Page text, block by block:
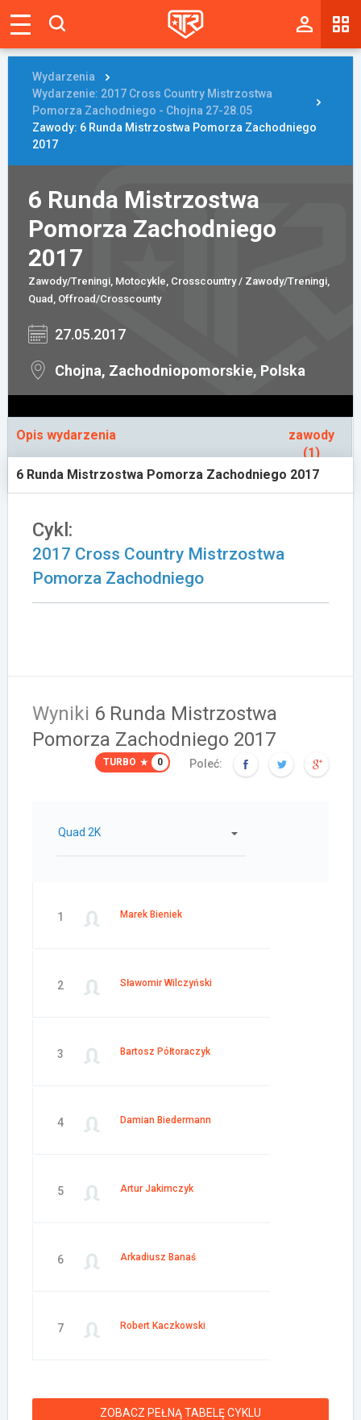
Tablica
Wyniki
Blogi
Wydarzenia
Giełda
Ranking
Wydarzenia
Wydarzenie: 2017 Cross Country Mistrzostwa
Pomorza Zachodniego - Chojna 27-28.05
Zawody: 6 Runda Mistrzostwa Pomorza Zachodniego
2017
6 Runda Mistrzostwa
Pomorza Zachodniego
2017
Zawody/Treningi, Motocykle, Crosscountry / Zawody/Treningi,
Quad, Offroad/Crosscounty
27.05.2017
Chojna, Zachodniopomorskie, Polska
Opis wydarzenia
zawody
(1)
6 Runda Mistrzostwa Pomorza Zachodniego 2017
Cykl:
2017 Cross Country Mistrzostwa
Pomorza Zachodniego
Wyniki 6 Runda Mistrzostwa
Pomorza Zachodniego 2017
TURBO 0 Poleć:
Quad 2K
1 Marek Bieniek
2 Sławomir Wilczyński
3 Bartosz Półtoraczyk
4 Damian Biedermann
5 Artur Jakimczyk
6 Arkadiusz Banaś
7 Robert Kaczkowski
ZOBACZ PEŁNĄ TABELĘ CYKLU